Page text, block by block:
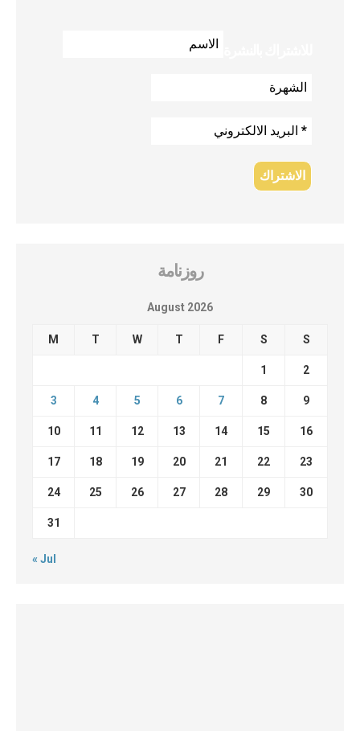
روزنامة
August 2026
M T W T F S S
1 2
3 4 5 6 7 8 9
10 11 12 13 14 15 16
17 18 19 20 21 22 23
24 25 26 27 28 29 30
31
« Jul